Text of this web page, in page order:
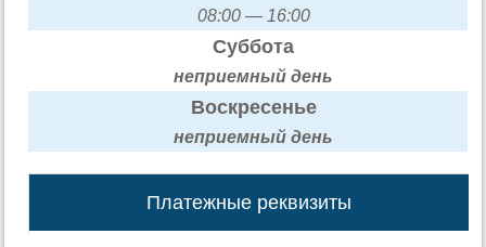
08:00 — 16:00
Суббота
неприемный день
Воскресенье
неприемный день
Платежные реквизиты